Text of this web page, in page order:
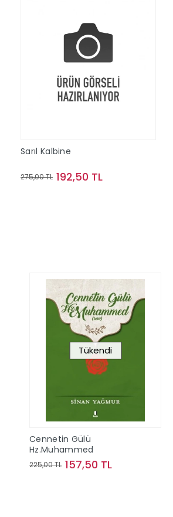
Sarıl Kalbine
275,00 TL 192,50 TL
Tükendi
Cennetin Gülü
Hz.Muhammed
225,00 TL 157,50 TL